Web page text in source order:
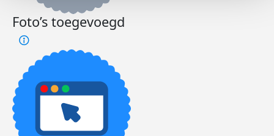
Foto’s toegevoegd